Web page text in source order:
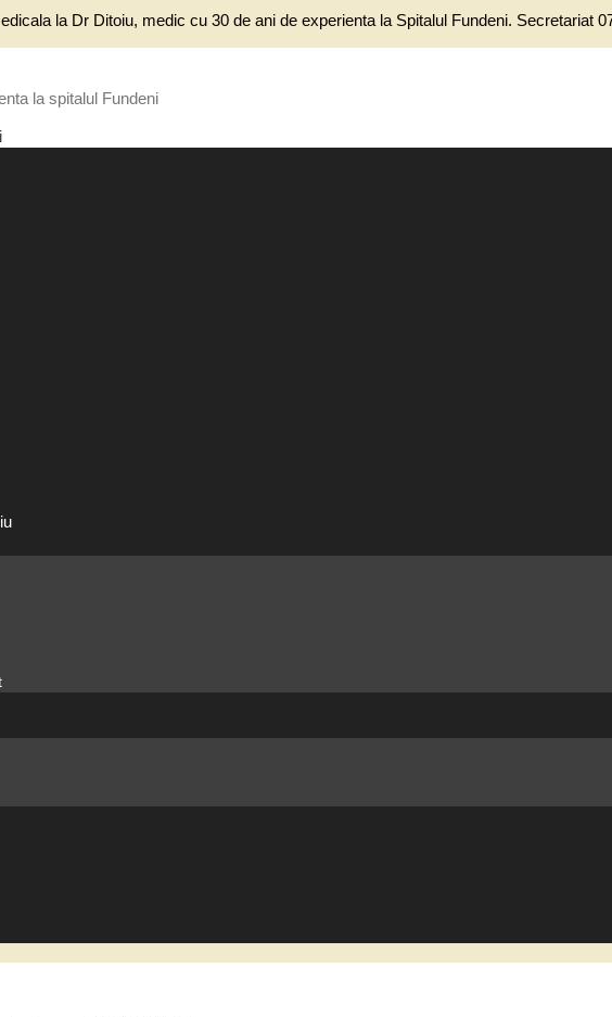
la Dr Ditoiu, medic cu 30 de ani de experienta la Spitalul Fundeni. Secretariat
la spitalul Fundeni